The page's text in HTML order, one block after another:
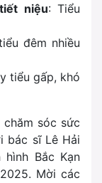
niệu: Tiểu
đêm nhiều
tiểu gấp, khó
sóc sức
bác sĩ Lê Hải
Bắc Kạn
Mời các